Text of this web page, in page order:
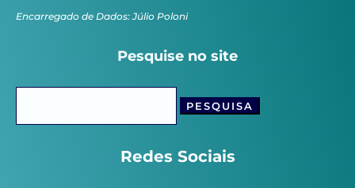
Encarregado de Dados: Júlio Poloni
Pesquise no site
Redes Sociais